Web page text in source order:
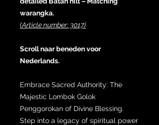
warangka.
(Article number: 3017)
Scroll naar beneden voor
Nederlands.
Embrace Sacred Authority: The
Majestic Lombok Golok
Penggorokan of Divine Blessing.
Step into a legacy of spiritual power